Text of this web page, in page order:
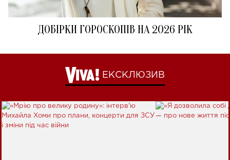
ДОБІРКИ ГОРОСКОПІВ НА 2026 РІК
ЕКСКЛЮЗИВ